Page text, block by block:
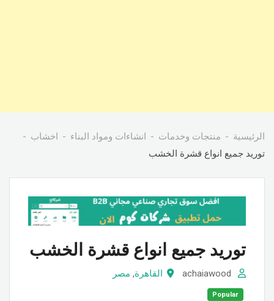
الرئيسية منتجات وخدمات انشاءات ومواد البناء
اخشاب
توريد جميع انواع قشرة الخشب
توريد جميع انواع قشرة الخشب
القاهرة, مصر
Popular